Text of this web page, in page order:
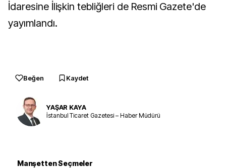
İdaresine İlişkin tebliğleri de Resmi Gazete'de
yayımlandı.
Beğen Kaydet
YAŞAR KAYA
İstanbul Ticaret Gazetesi – Haber Müdürü
Manşetten Seçmeler